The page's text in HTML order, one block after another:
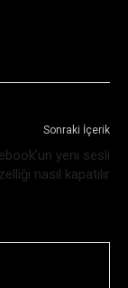
Sonraki İçerik
yeni sesli
nasıl kapatılır